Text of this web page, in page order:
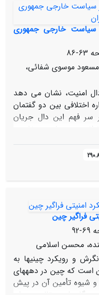
سیاست خارجی جمهوری
63-86
موسوی شفائی،
امنیت، نشان می‏ دهد
اختلافی بین دو گفتمان
سر فهم این دال جریان
در سیاست خارجی
پویایی با دو بُعد مکمل
خنثی‏ کننده بینجامد. از
نظر آیند، در مفصل‏ بندی
فراگیر چین
69-92
محسن اسلامی
و رویکرد چینی‏ها به
است که چین در دهه‏های
شیوه تأمین آن در پیش